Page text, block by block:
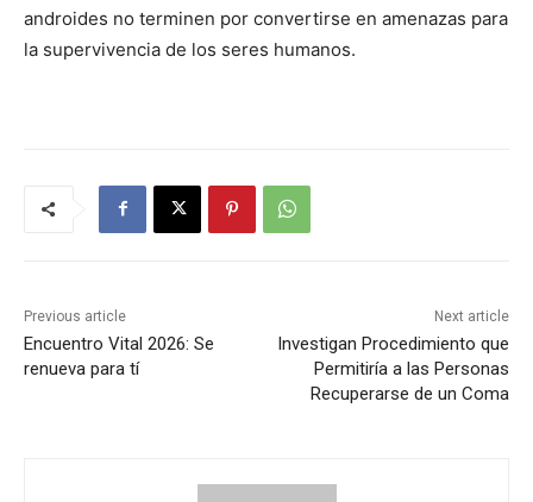
androides no terminen por convertirse en amenazas para
la supervivencia de los seres humanos.
Previous article
Encuentro Vital 2026: Se
renueva para tí
Next article
Investigan Procedimiento que
Permitiría a las Personas
Recuperarse de un Coma